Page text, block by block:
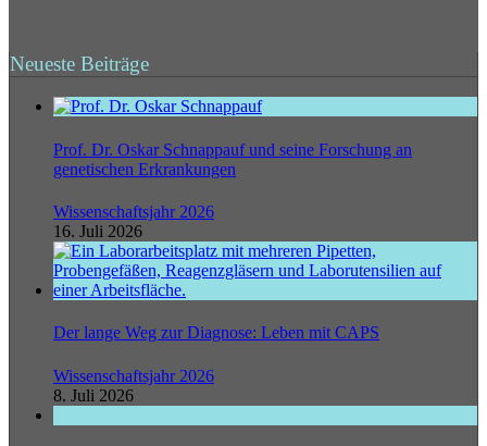
Neueste Beiträge
Prof. Dr. Oskar Schnappauf und seine Forschung an
genetischen Erkrankungen
Wissenschaftsjahr 2026
16. Juli 2026
Der lange Weg zur Diagnose: Leben mit CAPS
Wissenschaftsjahr 2026
8. Juli 2026